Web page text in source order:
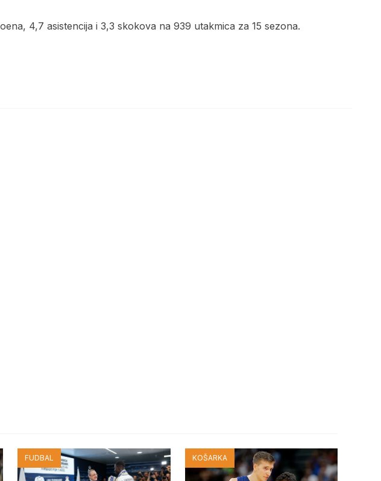
4,7 asistencija i 3,3 skokova na 939 utakmica za 15 sezona.
FUDBAL KOŠARKA